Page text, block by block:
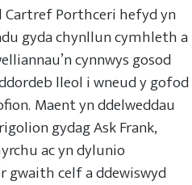
Cartref Porthceri hefyd yn
gyda chynllun cymhleth a
cynnwys gosod
lleol i wneud y gofod
Maent yn ddelweddau
gydag Ask Frank,
ac yn dylunio
gwaith celf a ddewiswyd